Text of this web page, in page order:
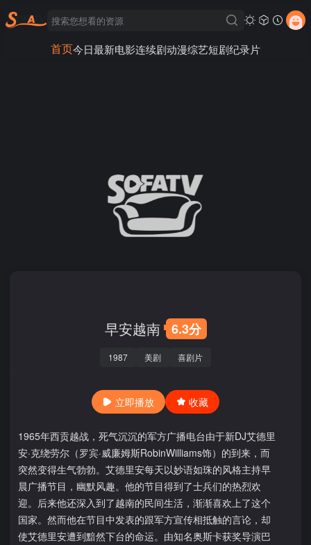
首页今日最新电影连续剧动漫综艺短剧纪录片
早安越南 6.3分
1987 美剧 喜剧片
立即播放 收藏
1965年西贡越战，死气沉沉的军方广播电台由于新DJ艾德里
安·克绕劳尔（罗宾·威廉姆斯RobinWilliams饰）的到来，而
突然变得生气勃勃。艾德里安每天以妙语如珠的风格主持早
晨广播节目，幽默风趣。他的节目得到了士兵们的热烈欢
迎。后来他还深入到了越南的民间生活，渐渐喜欢上了这个
国家。然而他在节目中发表的跟军方宣传相抵触的言论，却
使艾德里安遭到黯然下台的命运。由知名奥斯卡获奖导演巴